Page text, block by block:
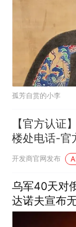
孤芳自赏的小李
【官方认证
楼处电话-官
百科-百度最
开发商官网发布
乌军40天对
达诺夫宣布
果